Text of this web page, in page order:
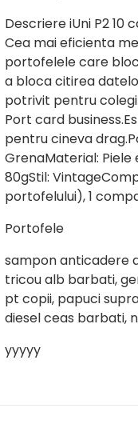
Descriere iUni P2 10
Cea mai eficienta
portofelele care
a bloca citirea
potrivit pentru
Port card
pentru cineva
GrenaMaterial: Piele
80gStil:
portofelului), 1
Portofele
sampon anticadere
tricou alb barbati,
pt copii, papuci
diesel ceas barbati,
yyyyy